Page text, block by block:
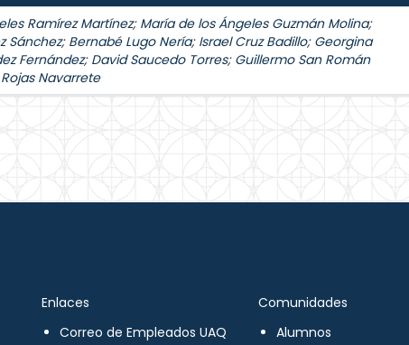
Ramírez Martínez; María de los Ángeles Guzmán Molina;
Sánchez; Bernabé Lugo Nería; Israel Cruz Badillo; Georgina
Fernández; David Saucedo Torres; Guillermo San Román
Navarrete
Enlaces
Correo de Empleados UAQ
Comunidades
Alumnos